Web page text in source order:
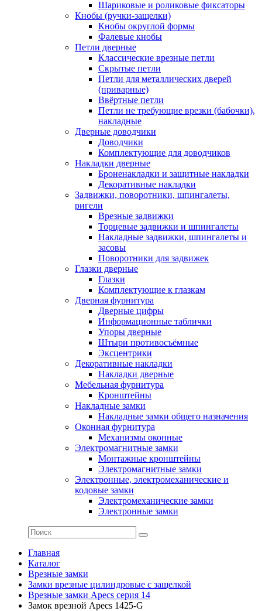
Шариковые и роликовые фиксаторы
Кнобы (ручки-защелки)
Кнобы округлой формы
Фалевые кнобы
Петли дверные
Классические врезные петли
Скрытые петли
Петли для металлических дверей
(приварные)
Ввёртные петли
Петли не требующие врезки (бабочки),
накладные
Дверные доводчики
Доводчики
Комплектующие для доводчиков
Накладки дверные
Броненакладки и защитные накладки
Декоративные накладки
Задвижки, поворотники, шпингалеты,
ригели
Врезные задвижки
Торцевые задвижки и шпингалеты
Накладные задвижки, шпингалеты и
засовы
Поворотники для задвижек
Глазки дверные
Глазки
Комплектующие к глазкам
Дверная фурнитура
Дверные цифры
Информационные таблички
Упоры дверные
Штыри противосъёмные
Эксцентрики
Декоративные накладки
Накладки дверные
Мебельная фурнитура
Кронштейны
Накладные замки
Накладные замки общего назначения
Оконная фурнитура
Механизмы оконные
Электромагнитные замки
Монтажные кронштейны
Электромагнитные замки
Электронные, электромеханические и
кодовые замки
Электромеханические замки
Электронные замки
Главная
Каталог
Врезные замки
Замки врезные цилиндровые с защелкой
Врезные замки Apecs серия 14
Замок врезной Apecs 1425-G